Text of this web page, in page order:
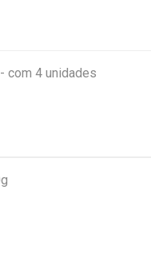
com 4 unidades